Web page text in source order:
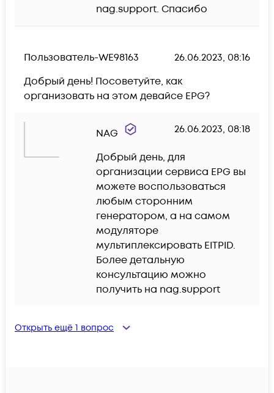
nag.support. Спасибо
Пользователь-WE98163
26.06.2023, 08:16
Добрый день! Посоветуйте, как
организовать на этом девайсе EPG?
NAG 26.06.2023, 08:18
Добрый день, для
организации сервиса EPG вы
можете воспользоваться
любым сторонним
генератором, а на самом
модуляторе
мультиплексировать EITPID.
Более детальную
консультацию можно
получить на nag.support
Открыть ещё 1 вопрос